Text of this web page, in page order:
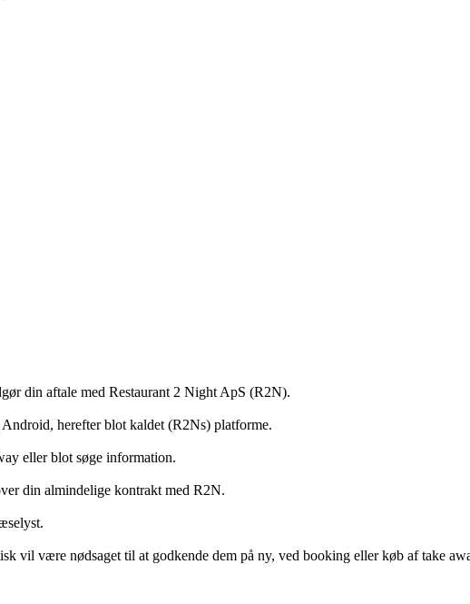
din aftale med Restaurant 2 Night ApS (R2N).
herefter blot kaldet (R2Ns) platforme.
eller blot søge information.
din almindelige kontrakt med R2N.
vil være nødsaget til at godkende dem på ny, ved booking eller køb af take